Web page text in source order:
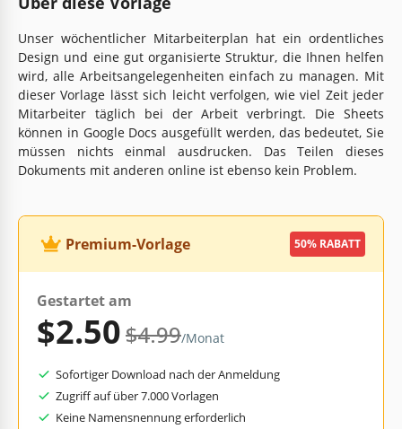
Unser wöchentlicher Mitarbeiterplan hat ein ordentliches
Design und eine gut organisierte Struktur, die Ihnen helfen
wird, alle Arbeitsangelegenheiten einfach zu managen. Mit
dieser Vorlage lässt sich leicht verfolgen, wie viel Zeit jeder
Mitarbeiter täglich bei der Arbeit verbringt. Die Sheets
können in Google Docs ausgefüllt werden, das bedeutet, Sie
müssen nichts einmal ausdrucken. Das Teilen dieses
Dokuments mit anderen online ist ebenso kein Problem.
Premium-Vorlage 50% RABATT
Gestartet am
$2.50$4.99/Monat
Sofortiger Download nach der Anmeldung
Zugriff auf über 7.000 Vorlagen
Keine Namensnennung erforderlich